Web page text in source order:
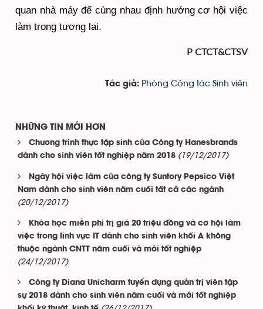
quan nhà máy để cùng nhau định hướng cơ hội việc
làm trong tương lai.
P CTCT&CTSV
Tác giả: Phòng Công tác Sinh viên
NHỮNG TIN MỚI HƠN
Chương trình thực tập sinh của Công ty Hanesbrands
dành cho sinh viên tốt nghiệp năm 2018 (19/12/2017)
Ngày hội việc làm của công ty Suntory Pepsico Việt
Nam dành cho sinh viên năm cuối tất cả các ngành
(20/12/2017)
Khóa học miễn phí trị giá 20 triệu đồng và cơ hội làm
việc trong lĩnh vực IT dành cho sinh viên khối A không
thuộc ngành CNTT năm cuối và mới tốt nghiệp
(24/12/2017)
Công ty Diana Unicharm tuyển dụng quản trị viên tập
sự 2018 dành cho sinh viên năm cuối và mới tốt nghiệp